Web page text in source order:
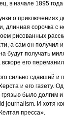
в начале 1895
о приключениях
сорочка с
рисованных
а сам он получил
будут получать
его
сильно сдавший
и его газету.
было долгим
journalism. И хотя
пресса».